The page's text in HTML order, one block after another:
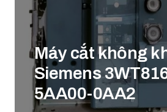
Máy cắt không
Siemens
5AA00-0AA2